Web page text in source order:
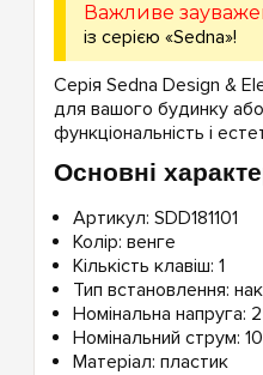
Важливе
із серією «Sedna»!
Серія Sedna Design &
для вашого будинку або
функціональність і
Основні
Артикул: SDD181101
Колір: венге
Кількість клавіш: 1
Тип встановлення:
Номінальна напруга:
Номінальний струм:
Матеріал: пластик